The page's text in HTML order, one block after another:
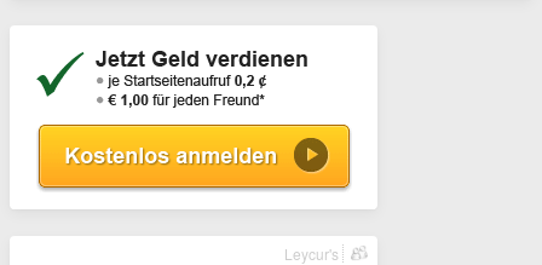
Leycur's